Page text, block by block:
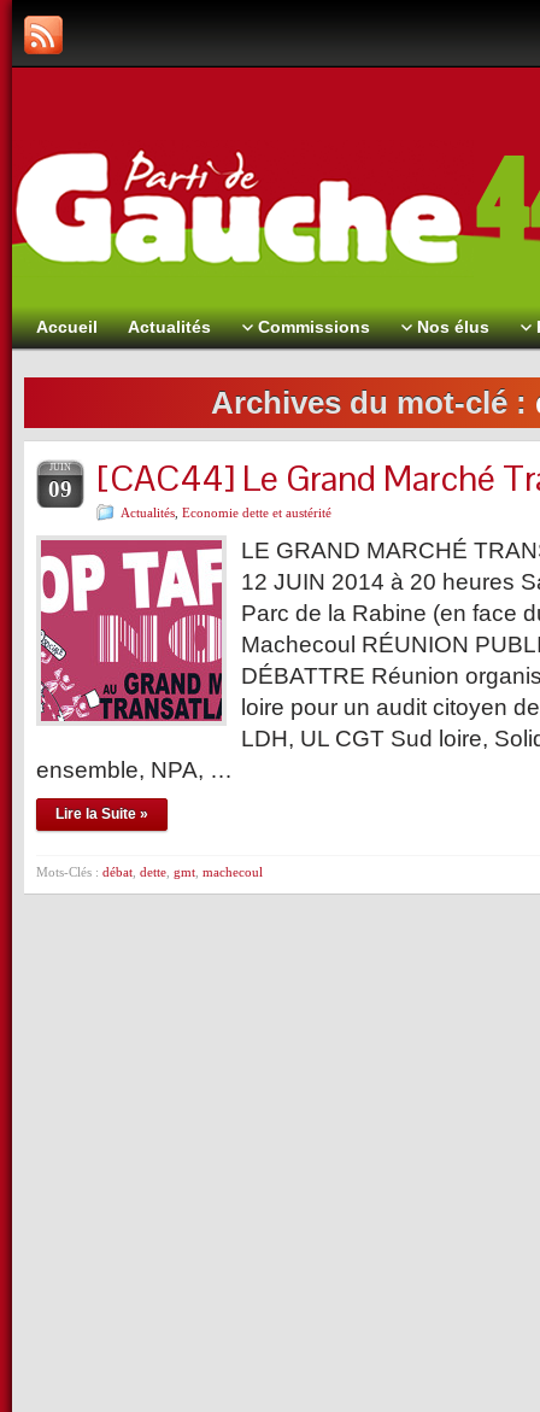
Accueil Actualités Commissions Nos élus
Archives du mot-clé :
JUIN
09 [CAC44] Le Grand Marché
Actualités Economie dette et austérité
LE GRAND MARCHÉ
12 JUIN 2014 à 20 heures
Parc de la Rabine (en face
Machecoul RÉUNION
DÉBATTRE Réunion
loire pour un audit citoyen
LDH, UL CGT Sud loire,
ensemble, NPA, …
Lire la Suite »
Mots-Clés : débat dette gmt machecoul